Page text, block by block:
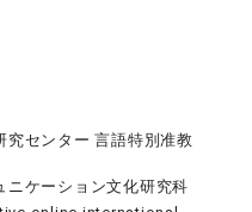
究センター 言語特別准教
ニケーション文化研究科